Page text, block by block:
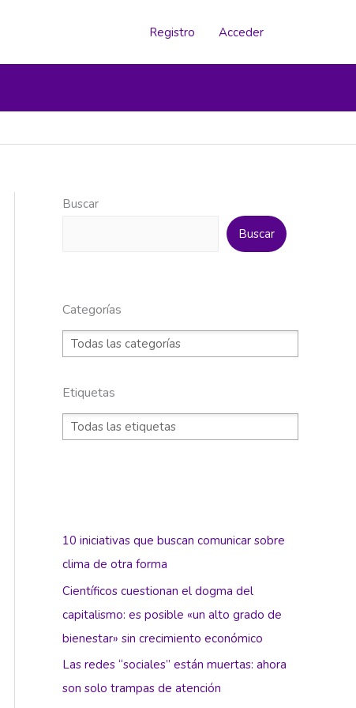
Registro Acceder
Buscar
Buscar
Categorías
Etiquetas
10 iniciativas que buscan comunicar sobre
clima de otra forma
Científicos cuestionan el dogma del
capitalismo: es posible «un alto grado de
bienestar» sin crecimiento económico
Las redes “sociales” están muertas: ahora
son solo trampas de atención